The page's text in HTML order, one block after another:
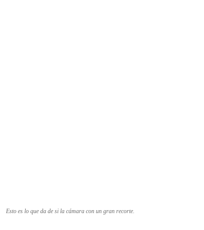
Esto es lo que da de si la cámara con un gran recorte.